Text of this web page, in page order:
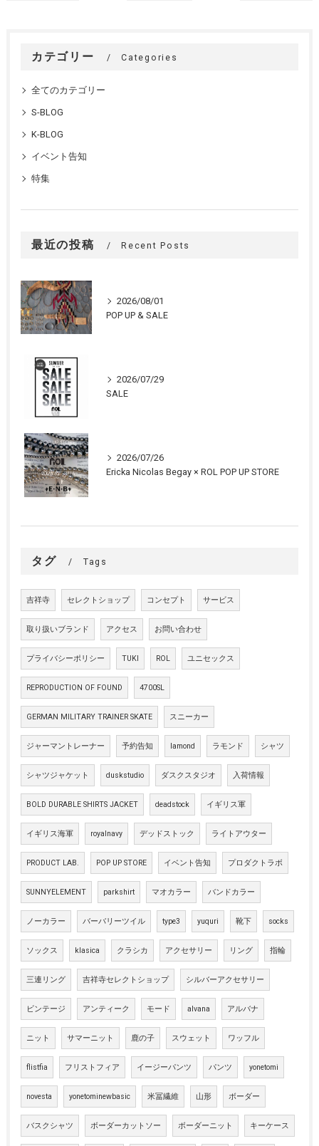
カテゴリー Categories
全てのカテゴリー
S-BLOG
K-BLOG
イベント告知
特集
最近の投稿 Recent Posts
2026/08/01
POP UP & SALE
2026/07/29
SALE
2026/07/26
Ericka Nicolas Begay × ROL POP UP STORE
タグ Tags
吉祥寺 セレクトショップ コンセプト サービス
取り扱いブランド アクセス お問い合わせ
プライバシーポリシー TUKI ROL ユニセックス
REPRODUCTION OF FOUND 4700SL
GERMAN MILITARY TRAINER SKATE スニーカー
ジャーマントレーナー 予約告知 lamond ラモンド シャツ
シャツジャケット duskstudio ダスクスタジオ 入荷情報
BOLD DURABLE SHIRTS JACKET deadstock イギリス軍
イギリス海軍 royalnavy デッドストック ライトアウター
PRODUCT LAB. POP UP STORE イベント告知 プロダクトラボ
SUNNYELEMENT parkshirt マオカラー バンドカラー
ノーカラー バーバリーツイル type3 yuquri 靴下 socks
ソックス klasica クラシカ アクセサリー リング 指輪
三連リング 吉祥寺セレクトショップ シルバーアクセサリー
ビンテージ アンティーク モード alvana アルバナ
ニット サマーニット 鹿の子 スウェット ワッフル
flistfia フリストフィア イージーパンツ パンツ yonetomi
novesta yonetominewbasic 米冨繊維 山形 ボーダー
バスクシャツ ボーダーカットソー ボーダーニット キーケース